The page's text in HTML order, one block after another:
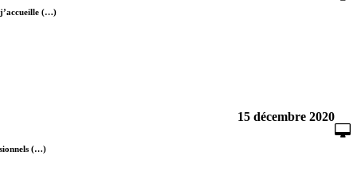
j’accueille (…)
15 décembre 2020
(…)